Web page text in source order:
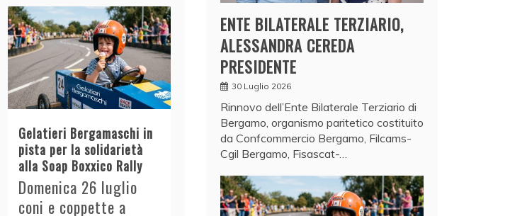
Gelatieri Bergamaschi in
pista per la solidarietà
alla Soap Boxxico Rally
Domenica 26 luglio
coni e coppette a
ENTE BILATERALE TERZIARIO,
ALESSANDRA CEREDA
PRESIDENTE
30 Luglio 2026
Rinnovo dell’Ente Bilaterale Terziario di
Bergamo, organismo paritetico costituito
da Confcommercio Bergamo, Filcams-
Cgil Bergamo, Fisascat-…